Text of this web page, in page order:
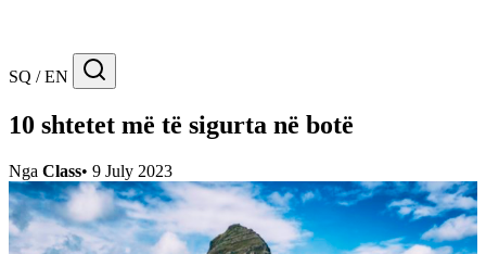
SQ / EN
10 shtetet më të sigurta në botë
Nga Class• 9 July 2023